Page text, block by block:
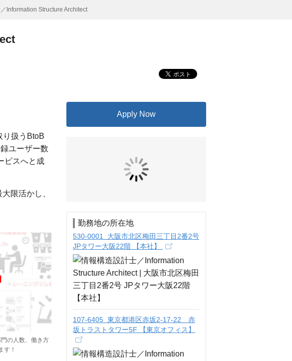
Information Structure Architect
り扱うBtoB
ユーザー数
ビスへと成
限活かし、
の人数、働き方
す！
Apply Now
勤務地の所在地
530-0001 大阪市北区梅田三丁目2番2号
JPタワー大阪22階 【本社】
107-6405 東京都港区赤坂2-17-22 赤
坂トラストタワー5F 【東京オフィス】